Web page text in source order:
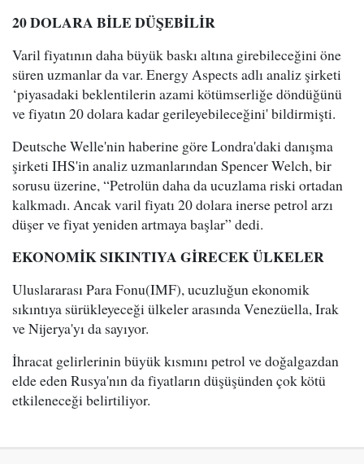
20 DOLARA BİLE DÜŞEBİLİR
Varil fiyatının daha büyük baskı altına girebileceğini öne
süren uzmanlar da var. Energy Aspects adlı analiz şirketi
‘piyasadaki beklentilerin azami kötümserliğe döndüğünü
ve fiyatın 20 dolara kadar gerileyebileceğini' bildirmişti.
Deutsche Welle'nin haberine göre Londra'daki danışma
şirketi IHS'in analiz uzmanlarından Spencer Welch, bir
sorusu üzerine, “Petrolün daha da ucuzlama riski ortadan
kalkmadı. Ancak varil fiyatı 20 dolara inerse petrol arzı
düşer ve fiyat yeniden artmaya başlar” dedi.
EKONOMİK SIKINTIYA GİRECEK ÜLKELER
Uluslararası Para Fonu(IMF), ucuzluğun ekonomik
sıkıntıya sürükleyeceği ülkeler arasında Venezüella, Irak
ve Nijerya'yı da sayıyor.
İhracat gelirlerinin büyük kısmını petrol ve doğalgazdan
elde eden Rusya'nın da fiyatların düşüşünden çok kötü
etkileneceği belirtiliyor.